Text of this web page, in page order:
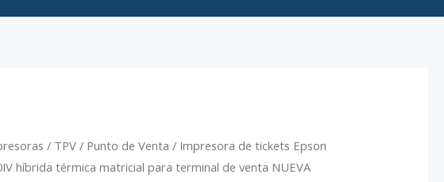
/ TPV / Punto de Venta / Impresora de tickets Epson
híbrida térmica matricial para terminal de venta NUEVA